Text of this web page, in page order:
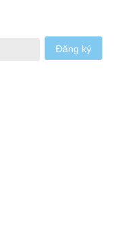
Đăng ký